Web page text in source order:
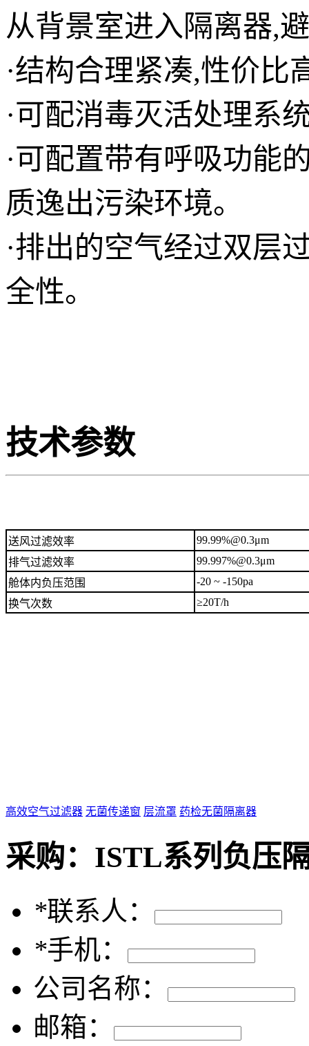
从背景室进入隔离器,
·结构合理紧凑,性价比
·可配消毒灭活处理系
·可配置带有呼吸功能
质逸出污染环境。
·排出的空气经过双层
全性。
技术参数
送风过滤效率
99.99%@0.3μm
排气过滤效率
99.997%@0.3μm
舱体内负压范围
-20 ~ -150pa
换气次数
≥20T/h
高效空气过滤器 无菌传递窗 层流罩 药检无菌隔离器
采购： ISTL系列负压
*联系人：
*手机：
公司名称：
邮箱：